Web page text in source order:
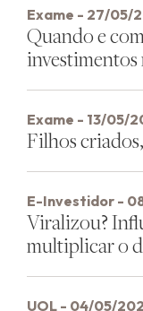
Exame - 27/05/
Quando e
Exame - 13/05/
Filhos
E-Investidor -
Viralizou?
multiplicar o
UOL - 04/05/